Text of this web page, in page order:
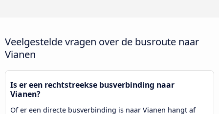
Veelgestelde vragen over de busroute naar
Vianen
Is er een rechtstreekse busverbinding naar
Vianen?
Of er een directe busverbinding is naar Vianen hangt af